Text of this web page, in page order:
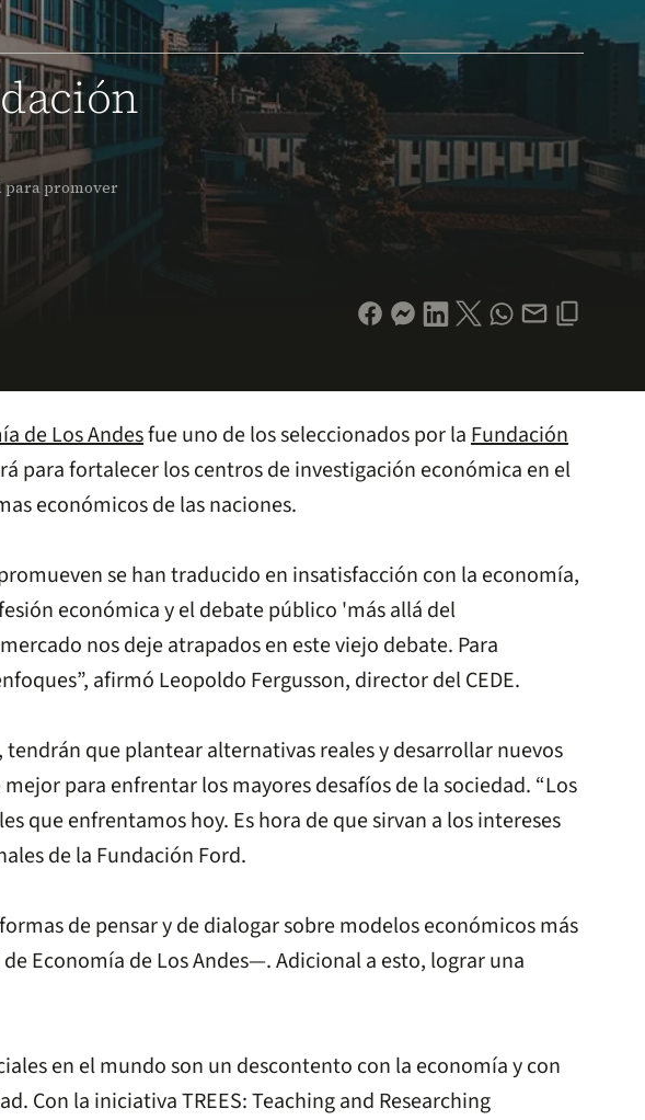
para promover
de Los Andesfue uno de los seleccionados por laFundación
para fortalecer los centros de investigación económica en el
económicos de las naciones.
se han traducido en insatisfacción con la economía,
económica y el debate público 'más allá del
nos deje atrapados en este viejo debate. Para
afirmó Leopoldo Fergusson, director del CEDE.
que plantear alternativas reales y desarrollar nuevos
para enfrentar los mayores desafíos de la sociedad. “Los
que enfrentamos hoy. Es hora de que sirvan a los intereses
de la Fundación Ford.
de pensar y de dialogar sobre modelos económicos más
Economía de Los Andes—. Adicional a esto, lograr una
en el mundo son un descontento con la economía y con
Con la iniciativa TREES: Teaching and Researching